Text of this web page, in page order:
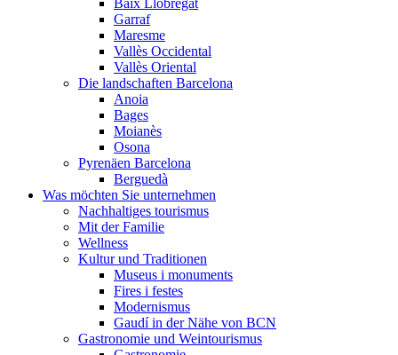
Baix Llobregat
Garraf
Maresme
Vallès Occidental
Vallès Oriental
Die landschaften Barcelona
Anoia
Bages
Moianès
Osona
Pyrenäen Barcelona
Berguedà
Was möchten Sie unternehmen
Nachhaltiges tourismus
Mit der Familie
Wellness
Kultur und Traditionen
Museus i monuments
Fires i festes
Modernismus
Gaudí in der Nähe von BCN
Gastronomie und Weintourismus